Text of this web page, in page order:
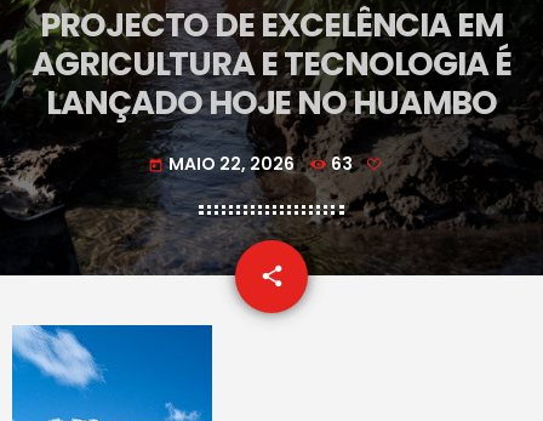
PROJECTO DE EXCELÊNCIA EM
AGRICULTURA E TECNOLOGIA É
LANÇADO HOJE NO HUAMBO
today MAIO 22, 2026 63
share
email